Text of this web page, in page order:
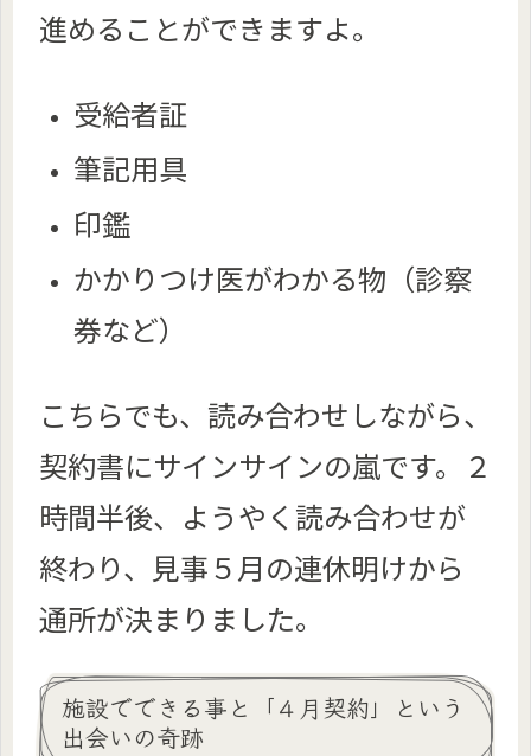
進めることができますよ。
受給者証
筆記用具
印鑑
かかりつけ医がわかる物（診察
券など）
こちらでも、読み合わせしながら、
契約書にサインサインの嵐です。２
時間半後、ようやく読み合わせが
終わり、見事５月の連休明けから
通所が決まりました。
施設でできる事と「４月契約」という
出会いの奇跡